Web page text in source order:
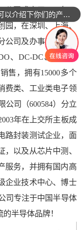
公司成立于2018年11
，在深圳、上海、
司及办事处。公司
、DC-DC、频率器
售，拥有15000多个
费类、工业类电子领
公司（600584）分立
年在上交所主板成
路封装测试企业，面
以及从芯片中测、
服务，并拥有国内高
企业技术中心、博士
司专注于中国半导体
半导体品牌！